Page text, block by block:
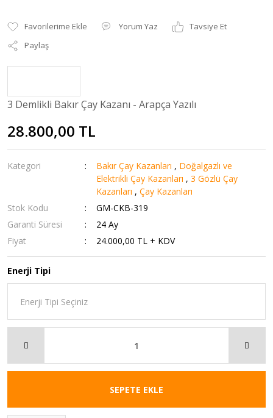
Yorum Yaz
Tavsiye Et
Paylaş
3 Demlikli Bakır Çay Kazanı - Arapça Yazılı
28.800,00 TL
Kategori Bakır Çay Kazanları , Doğalgazlı ve
Elektrikli Çay Kazanları ,3 Gözlü Çay
Kazanları ,Çay Kazanları
Stok Kodu
GM-CKB-319
Garanti Süresi
24 Ay
Fiyat
24.000,00 TL + KDV
Enerji Tipi
SEPETE EKLE